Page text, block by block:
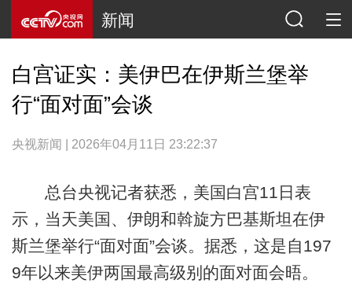
新闻
白宫证实：美伊巴在伊斯兰堡举
行“面对面”会谈
央视新闻 | 2026年04月11日 23:22:37
总台央视记者获悉，美国白宫11日表
示，当天美国、伊朗和斡旋方巴基斯坦在伊
斯兰堡举行“面对面”会谈。据悉，这是自197
9年以来美伊两国最高级别的面对面会晤。